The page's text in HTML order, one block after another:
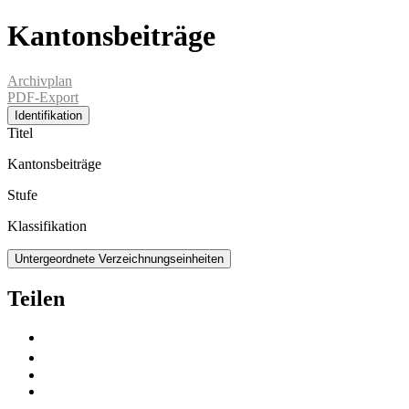
Kantonsbeiträge
Archivplan
PDF-Export
Identifikation
Titel
Kantonsbeiträge
Stufe
Klassifikation
Untergeordnete Verzeichnungseinheiten
Teilen